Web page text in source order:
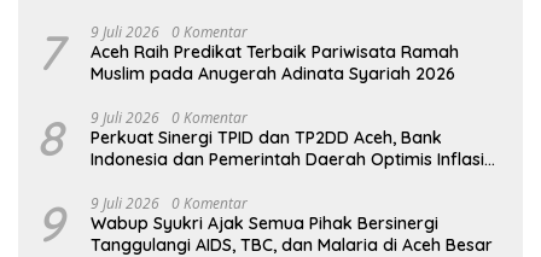
7 9 Juli 2026 0 Komentar
Aceh Raih Predikat Terbaik Pariwisata Ramah
Muslim pada Anugerah Adinata Syariah 2026
8 9 Juli 2026 0 Komentar
Perkuat Sinergi TPID dan TP2DD Aceh, Bank
Indonesia dan Pemerintah Daerah Optimis Inflasi
9 9 Juli 2026 0 Komentar
Wabup Syukri Ajak Semua Pihak Bersinergi
Tanggulangi AIDS, TBC, dan Malaria di Aceh Besar